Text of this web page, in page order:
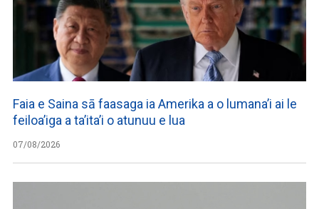
Faia e Saina sā faasaga ia Amerika a o lumana’i ai le
feiloa’iga a ta’ita’i o atunuu e lua
07/08/2026